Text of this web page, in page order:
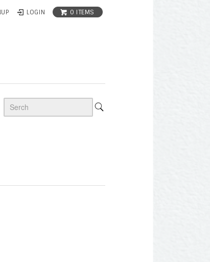
LOGIN 0 ITEMS